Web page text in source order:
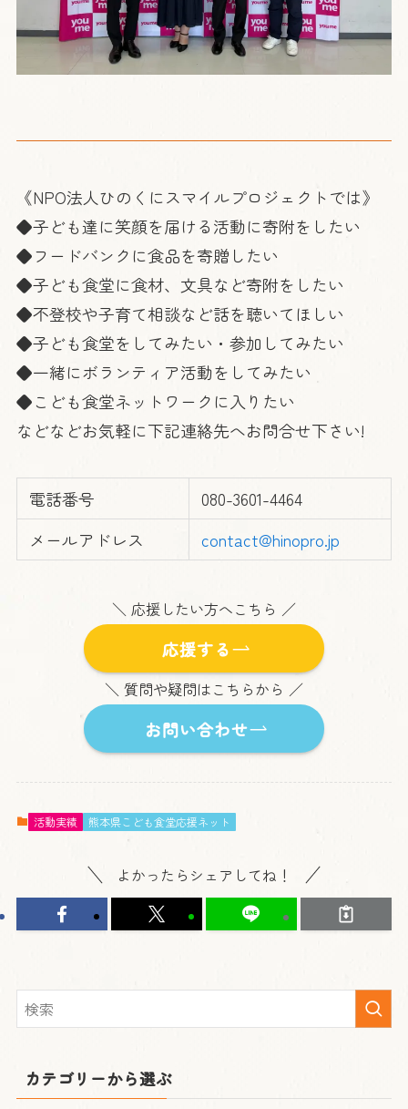
《NPO法人ひのくにスマイルプロジェクトでは》
◆子ども達に笑顔を届ける活動に寄附をしたい
◆フードバンクに食品を寄贈したい
◆子ども食堂に食材、文具など寄附をしたい
◆不登校や子育て相談など話を聴いてほしい
◆子ども食堂をしてみたい・参加してみたい
◆一緒にボランティア活動をしてみたい
◆こども食堂ネットワークに入りたい
などなどお気軽に下記連絡先へお問合せ下さい!
電話番号
080-3601-4464
メールアドレス
contact@hinopro.jp
＼ 応援したい方へこちら ／
応援する
＼ 質問や疑問はこちらから ／
お問い合わせ
活動実績 熊本県こども食堂応援ネット
よかったらシェアしてね！
カテゴリーから選ぶ